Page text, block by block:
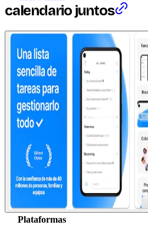
calendario juntos
Plataformas